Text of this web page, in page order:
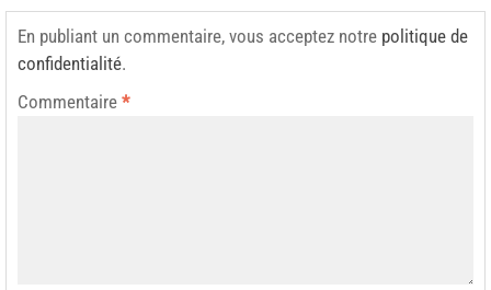
En publiant un commentaire, vous acceptez notre politique de
confidentialité.
Commentaire *